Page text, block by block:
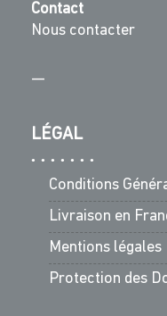
Contact
Nous contacter
—
LÉGAL
Conditions
Livraison en
Mentions légales
Protection des